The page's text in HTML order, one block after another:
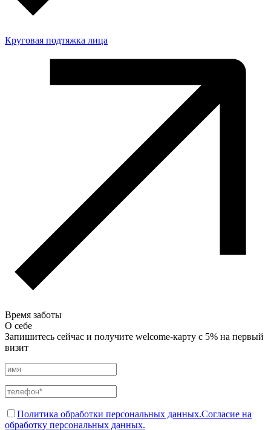
Круговая подтяжка лица
Время заботы
О себе
Запишитесь сейчас и получите welcome-карту с 5% на первый
визит
Политика обработки персональных данных.Согласие на
обработку персональных данных.